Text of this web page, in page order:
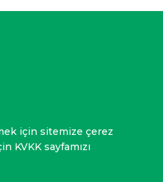
için sitemize çerez
KVKK sayfamızı